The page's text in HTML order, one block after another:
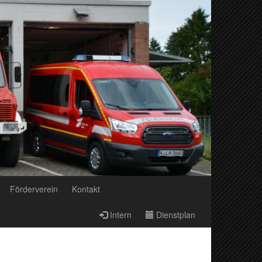
Förderverein Kontakt
Intern Dienstplan